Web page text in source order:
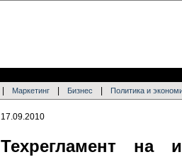
Маркетинг Бизнес Политика и
17.09.2010
Техрегламент на